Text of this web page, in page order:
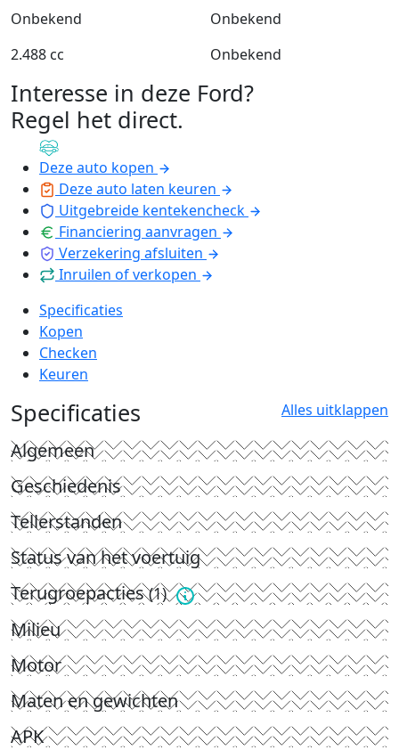
Onbekend
Onbekend
2.488 cc
Onbekend
Interesse in deze Ford?
Regel het direct.
Deze auto kopen
Deze auto laten keuren
Uitgebreide kentekencheck
Financiering aanvragen
Verzekering afsluiten
Inruilen of verkopen
Specificaties
Kopen
Checken
Keuren
Specificaties Alles uitklappen
Algemeen
Geschiedenis
Tellerstanden
Status van het voertuig
Terugroepacties(1)
Milieu
Motor
Maten en gewichten
APK